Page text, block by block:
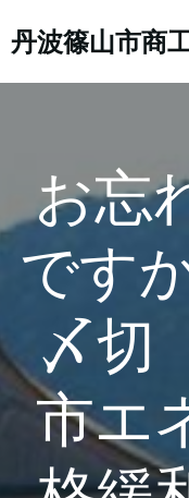
丹波篠山市商
お忘
です
〆切
市エ